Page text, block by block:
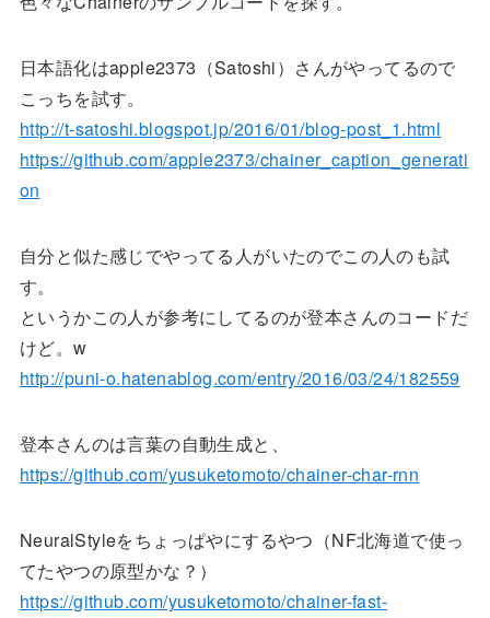
日本語化はapple2373（Satoshi）さんがやってるので
こっちを試す。
http://t-satoshi.blogspot.jp/2016/01/blog-post_1.html
https://github.com/apple2373/chainer_caption_generati
on
自分と似た感じでやってる人がいたのでこの人のも試
す。
というかこの人が参考にしてるのが登本さんのコードだ
けど。w
http://puni-o.hatenablog.com/entry/2016/03/24/182559
登本さんのは言葉の自動生成と、
https://github.com/yusuketomoto/chainer-char-rnn
NeuralStyleをちょっぱやにするやつ（NF北海道で使っ
てたやつの原型かな？）
https://github.com/yusuketomoto/chainer-fast-